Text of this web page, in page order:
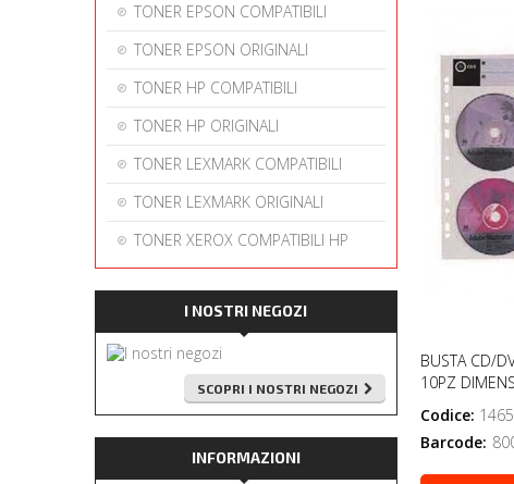
TONER EPSON COMPATIBILI
TONER EPSON ORIGINALI
TONER HP COMPATIBILI
TONER HP ORIGINALI
TONER LEXMARK COMPATIBILI
TONER LEXMARK ORIGINALI
TONER XEROX COMPATIBILI HP
I NOSTRI NEGOZI
SCOPRI I NOSTRI NEGOZI
INFORMAZIONI
BUSTA CD/
10PZ
Codice:
Barcode: